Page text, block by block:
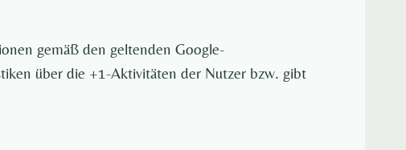
gemäß den geltenden Google-
über die +1-Aktivitäten der Nutzer bzw. gibt